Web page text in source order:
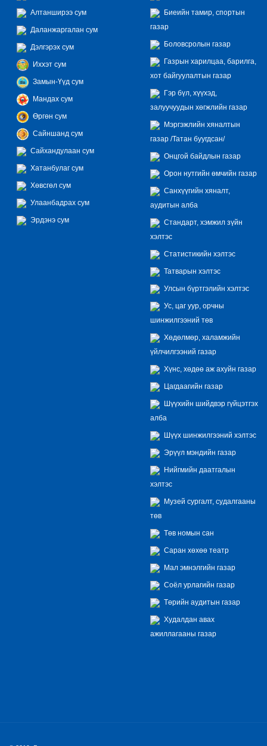
Алтанширээ сум
Даланжаргалан сум
Дэлгэрэх сум
Иххэт сум
Замын-Үүд сум
Мандах сум
Өргөн сум
Сайншанд сум
Сайхандулаан сум
Хатанбулаг сум
Хөвсгөл сум
Улаанбадрах сум
Эрдэнэ сум
Биеийн тамир, спортын
газар
Боловсролын газар
Газрын харилцаа, барилга,
хот байгуулалтын газар
Гэр бүл, хүүхэд,
залуучуудын хөгжлийн газар
Мэргэжлийн хяналтын
газар /Татан буугдсан/
Онцгой байдлын газар
Орон нутгийн өмчийн газар
Санхүүгийн хяналт,
аудитын алба
Стандарт, хэмжил зүйн
хэлтэс
Статистикийн хэлтэс
Татварын хэлтэс
Улсын бүртгэлийн хэлтэс
Ус, цаг уур, орчны
шинжилгээний төв
Хөдөлмөр, халамжийн
үйлчилгээний газар
Хүнс, хөдөө аж ахуйн газар
Цагдаагийн газар
Шүүхийн шийдвэр гүйцэтгэх
алба
Шүүх шинжилгээний хэлтэс
Эрүүл мэндийн газар
Нийгмийн даатгалын
хэлтэс
Музей сургалт, судалгааны
төв
Төв номын сан
Саран хөхөө театр
Мал эмнэлгийн газар
Соёл урлагийн газар
Төрийн аудитын газар
Худалдан авах
ажиллагааны газар